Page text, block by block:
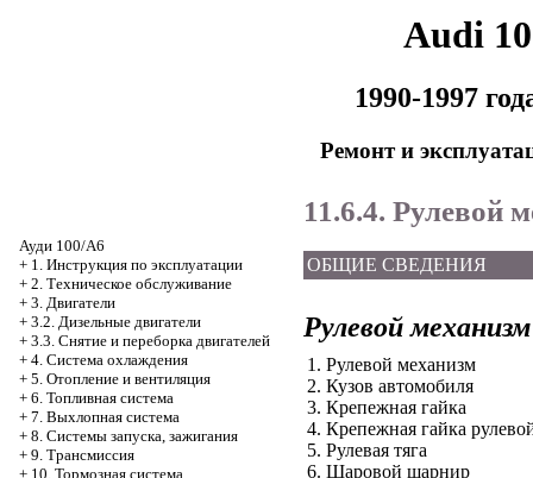
Audi
1990-1997
Ремонт и
Ауди 100/А6
+ 1. Инструкция по эксплуатации
+ 2. Техническое обслуживание
+ 3. Двигатели
+ 3.2. Дизельные двигатели
+ 3.3. Снятие и переборка двигателей
+ 4. Система охлаждения
+ 5. Отопление и вентиляция
+ 6. Топливная система
+ 7. Выхлопная система
+ 8. Системы запуска, зажигания
+ 9. Трансмиссия
+ 10. Тормозная система
11.6.4. Рулевой
ОБЩИЕ СВЕДЕНИЯ
Рулевой
1. Рулевой механизм
2. Кузов автомобиля
3. Крепежная гайка
4. Крепежная гайка
5. Рулевая тяга
6. Шаровой шарнир